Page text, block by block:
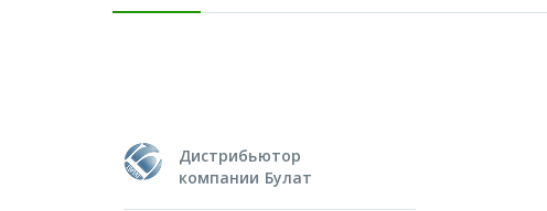
Дистрибьютор
компании Булат